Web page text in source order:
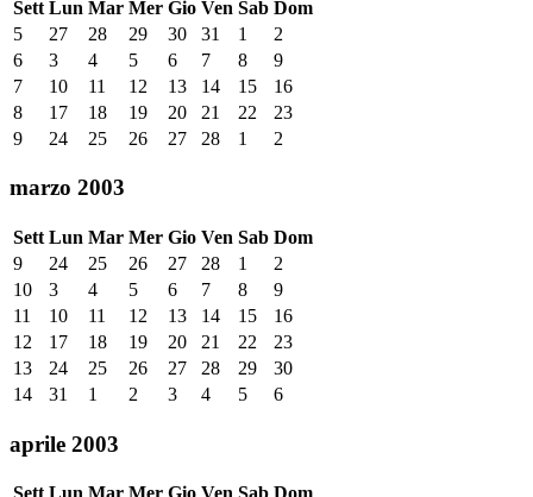
Sett Lun Mar Mer Gio Ven Sab Dom
5
27 28 29 30 31 1
2
6
3 4 5 6 7 8
9
7
10 11 12 13 14 15
16
8
17 18 19 20 21 22
23
9
24 25 26 27 28 1 2
marzo 2003
Sett Lun Mar Mer Gio Ven Sab Dom
9
24 25 26 27 28 1
2
10
3 4 5 6 7 8
9
11
10 11 12 13 14 15
16
12
17 18 19 20 21 22
23
13
24 25 26 27 28 29
30
14
31 1 2 3 4 5 6
aprile 2003